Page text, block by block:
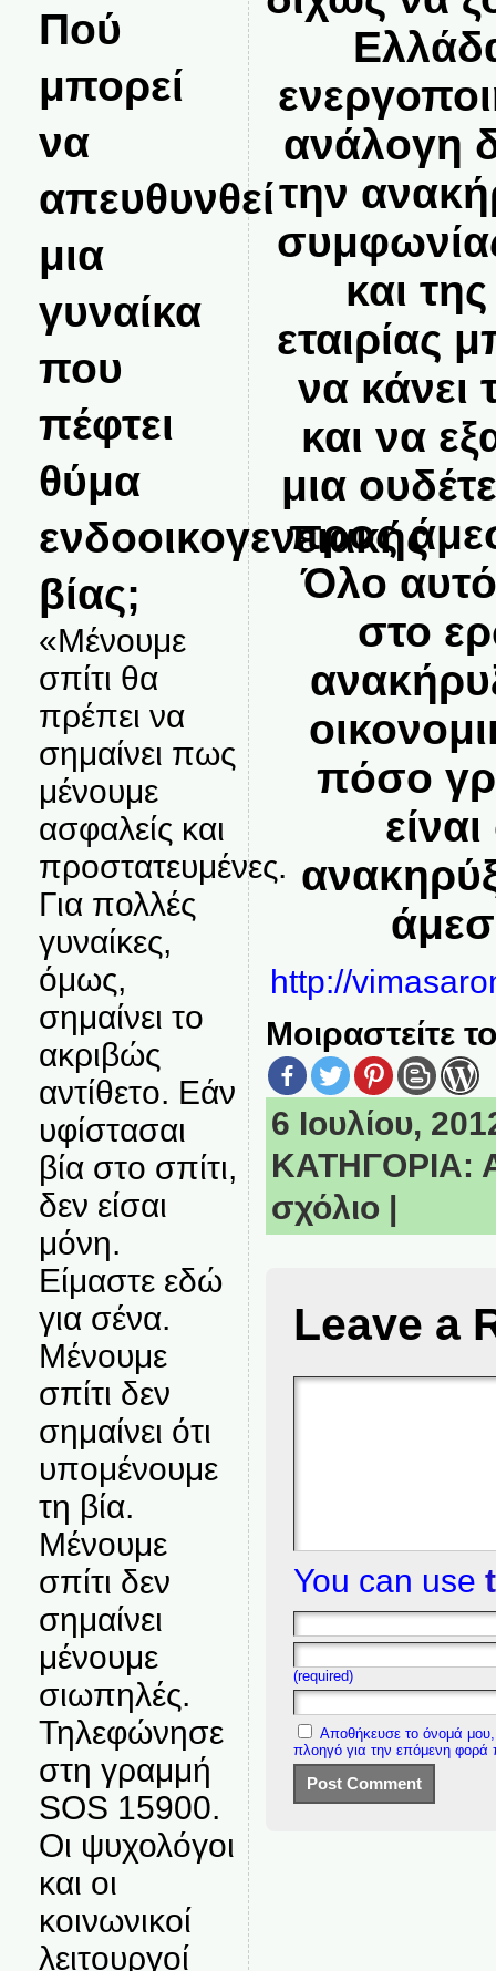
Πού
μπορεί
να
απευθυνθεί
μια
γυναίκα
που
πέφτει
θύμα
ενδοοικογενειακής
βίας;
«Μένουμε
σπίτι θα
πρέπει να
σημαίνει πως
μένουμε
ασφαλείς και
προστατευμένες.
Για πολλές
γυναίκες,
όμως,
σημαίνει το
ακριβώς
αντίθετο. Εάν
υφίστασαι
βία στο σπίτι,
δεν είσαι
μόνη.
Είμαστε εδώ
για σένα.
Μένουμε
σπίτι δεν
σημαίνει ότι
υπομένουμε
τη βία.
Μένουμε
σπίτι δεν
σημαίνει
μένουμε
σιωπηλές.
Τηλεφώνησε
στη γραμμή
SOS 15900.
Οι ψυχολόγοι
και οι
κοινωνικοί
λειτουργοί
ανάλογη
την
και
εταιρίας
να κάνει
και να
μια
προς
Όλο
στο
πόσο
http://
Μοιραστείτε
6 Ιουλίου,
ΚΑΤΗΓΟΡΙΑ:
σχόλιο |
Leave a
You can use
(required)
Αποθήκευσε το όνομά μου,
πλοηγό για την επόμενη